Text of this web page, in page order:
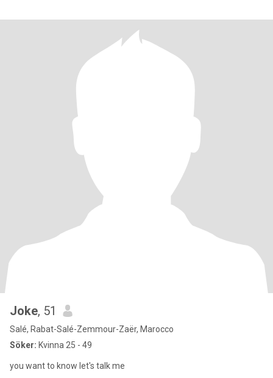
Joke, 51
Salé, Rabat-Salé-Zemmour-Zaër, Marocco
Söker: Kvinna 25 - 49
you want to know let's talk me